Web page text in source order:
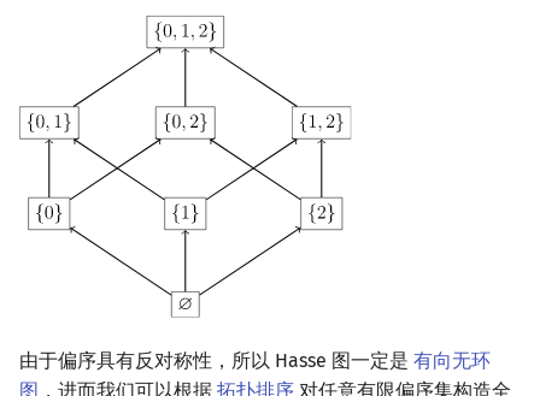
由于偏序具有反对称性，所以 Hasse 图一定是 有向无环
图 ，进而我们可以根据 拓扑排序 对任意有限偏序集构造全